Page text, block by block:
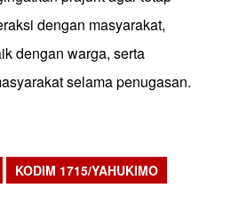
dengan masyarakat,
dengan warga, serta
selama penugasan.
KODIM 1715/YAHUKIMO